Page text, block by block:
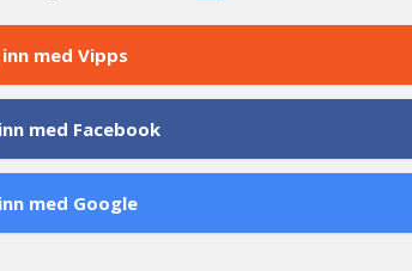
med Vipps
med Facebook
med Google